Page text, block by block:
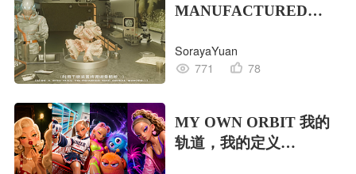
MANUFACTURED
的工业版本
SorayaYuan
771
78
MY OWN ORBIT 我的
轨道，我的定义